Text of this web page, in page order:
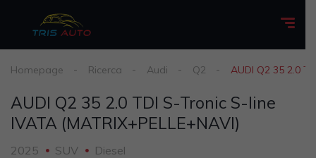
Homepage Ricerca Audi Q2 AUDI Q2 35 2.0
AUDI Q2 35 2.0 TDI S-Tronic S-line
IVATA (MATRIX+PELLE+NAVI)
2025 SUV Diesel